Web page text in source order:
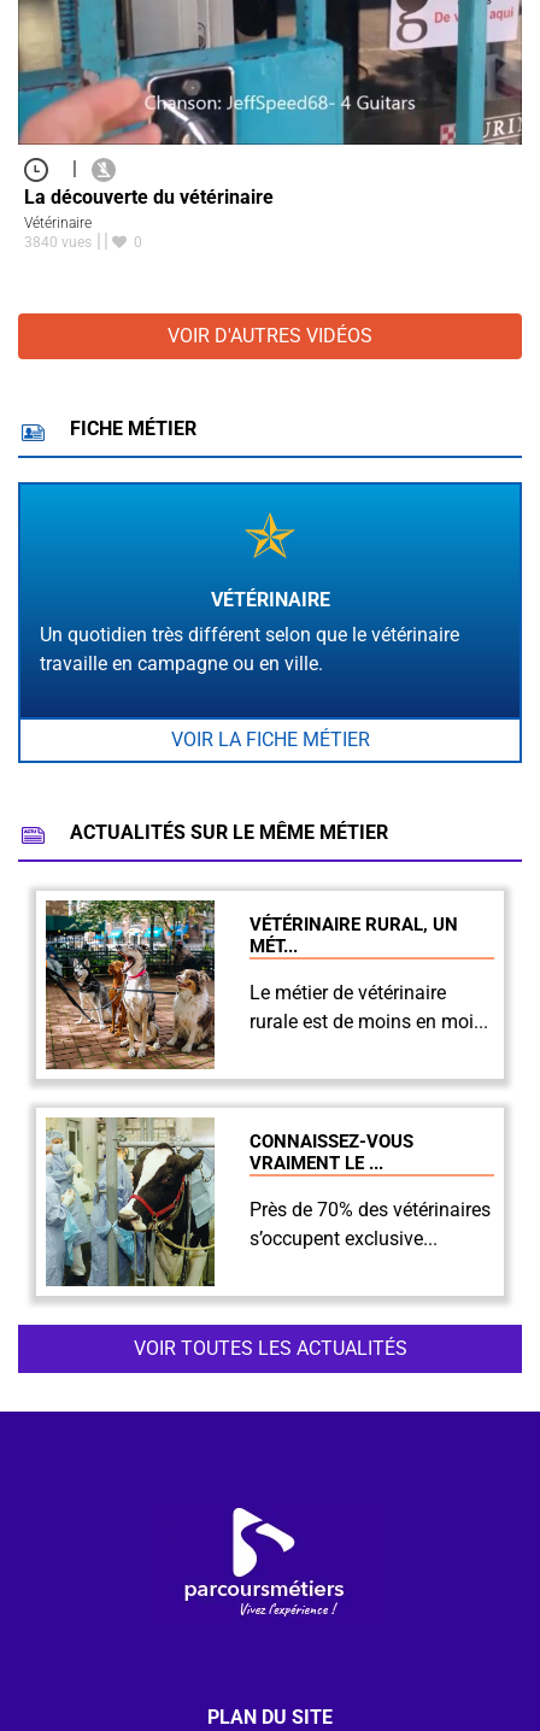
|
La découverte du vétérinaire
Vétérinaire
3840 vues
0
VOIR D'AUTRES VIDÉOS
FICHE MÉTIER
VÉTÉRINAIRE
Un quotidien très différent selon que le vétérinaire
travaille en campagne ou en ville.
VOIR LA FICHE MÉTIER
ACTUALITÉS SUR LE MÊME MÉTIER
VÉTÉRINAIRE RURAL, UN
MÉT...
Le métier de vétérinaire
rurale est de moins en moi...
CONNAISSEZ-VOUS
VRAIMENT LE ...
Près de 70% des vétérinaires
s’occupent exclusive...
VOIR TOUTES LES ACTUALITÉS
PLAN DU SITE